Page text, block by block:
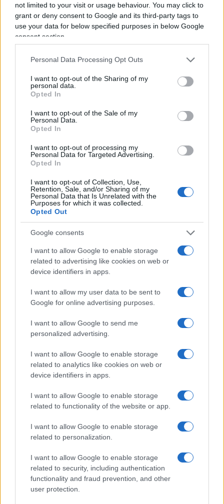
not limited to your visit or usage behaviour. You may click to
grant or deny consent to Google and its third-party tags to
use your data for below specified purposes in below Google
consent section.
Personal Data Processing Opt Outs
I want to opt-out of the Sharing of my
personal data.
Opted In
I want to opt-out of the Sale of my
Personal Data.
Opted In
I want to opt-out of processing my
Personal Data for Targeted Advertising.
Opted In
I want to opt-out of Collection, Use,
Retention, Sale, and/or Sharing of my
Personal Data that Is Unrelated with the
Purposes for which it was collected.
Opted Out
Google consents
I want to allow Google to enable storage
related to advertising like cookies on web or
device identifiers in apps.
I want to allow my user data to be sent to
Google for online advertising purposes.
I want to allow Google to send me
personalized advertising.
I want to allow Google to enable storage
related to analytics like cookies on web or
device identifiers in apps.
I want to allow Google to enable storage
related to functionality of the website or app.
I want to allow Google to enable storage
related to personalization.
I want to allow Google to enable storage
related to security, including authentication
functionality and fraud prevention, and other
user protection.
Per il leader 5 Stelle, l’operazione toscana è un
passo avanti nella strategia di accreditarsi come
interlocutore imprescindibile
italiana. Appoggio a Giani sì, ma senza perdere la
libertà di marcare distanza su dossier delicati e
posizionarsi come “coscienza critica” del governo
regionale.
Un equilibrio che, se gestito abilmente, potrebbe
permettere a Conte diraccogliere dividendi
elettorali senza doversi assumere tutte le
(di fatto) le regole del gioco: no a diversi
programmi che sono in agenda politica Giani.
Rischio identità per il Pd
La vittoria sul piano aritmetico rischia di
trasformarsi in undanno d’immagine
presidente Giani di immobilismo e clientelismo
può essere percepito come un segno di debolezza
strategica. Per non parlare poi di
Matteo Renzi
da sempre in forte contrasto ideologico e politico
“per il bene della regione, si
può anche dialogare…”
Obiettivo campo largo
L’obiettivo dichiarato è il 2027 e la costruzione di
un “campo largo” nazionale, ma il Pd dovrà
dimostrare di non essere solo il partito che cede
terreno per tenere insieme la coalizione.